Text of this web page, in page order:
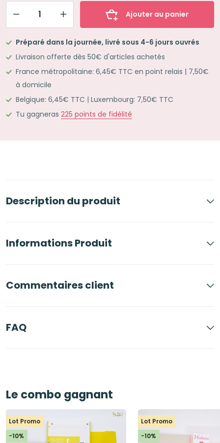
Mon
kit
ColorCode
Jaune
Ajouter au panier
Préparé dans la journée, livré sous 4-6 jours ouvrés
Livraison offerte dès 50€ d'articles achetés
France métropolitaine: 6,45€ TTC en point relais | 7,50€
à domicile
Belgique: 6,45€ TTC | Luxembourg: 7,50€ TTC
Tu gagneras 225 points de fidélité
Description du produit
Informations Produit
Commentaires client
FAQ
Le combo gagnant
Lot Promo
-10%
Lot Promo
-10%